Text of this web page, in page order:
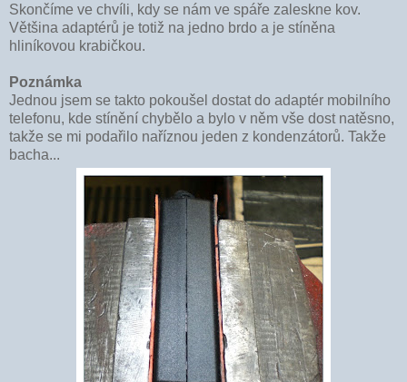
Skončíme ve chvíli, kdy se nám ve spáře zaleskne kov.
Většina adaptérů je totiž na jedno brdo a je stíněna
hliníkovou krabičkou.
Poznámka
Jednou jsem se takto pokoušel dostat do adaptér mobilního
telefonu, kde stínění chybělo a bylo v něm vše dost natěsno,
takže se mi podařilo naříznou jeden z kondenzátorů. Takže
bacha...